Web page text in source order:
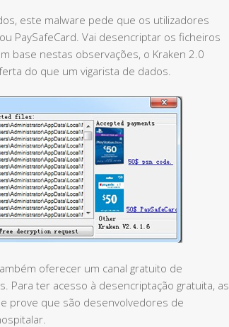
este malware pede que os utilizadores
PaySafeCard. Vai desencriptar os ficheiros
base nestas observações, o Kraken 2.0
do que um vigarista de dados.
oferecer um canal gratuito de
Para ter acesso à desencriptação gratuita, as
prove que são desenvolvedores de